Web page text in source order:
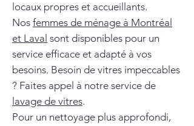
locaux propres et accueillants.
Nos femmes de ménage à Montréal
et Laval sont disponibles pour un
service efficace et adapté à vos
besoins. Besoin de vitres impeccables
? Faites appel à notre service de
lavage de vitres.
Pour un nettoyage plus approfondi,